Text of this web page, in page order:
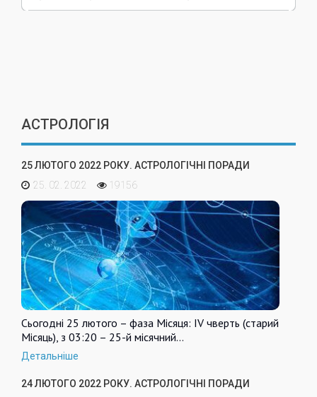
АСТРОЛОГІЯ
25 ЛЮТОГО 2022 РОКУ. АСТРОЛОГІЧНІ ПОРАДИ
25. 02. 2022
19156
Сьогодні 25 лютого – фаза Місяця: IV чверть (старий
Місяць), з 03:20 – 25-й місячний…
Детальніше
24 ЛЮТОГО 2022 РОКУ. АСТРОЛОГІЧНІ ПОРАДИ